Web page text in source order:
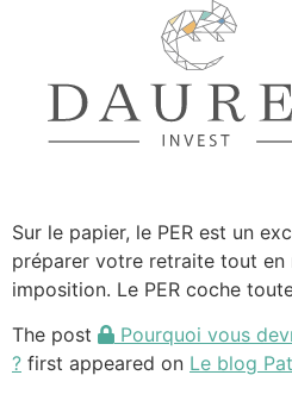
Sur le papier, le PER est un
préparer votre retraite tout en
imposition. Le PER coche
The post
Pourquoi vous
? first appeared on Le blog